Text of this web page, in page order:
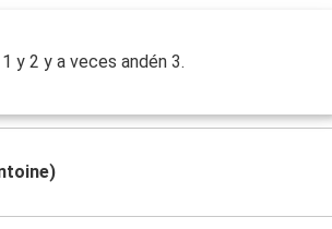
y 2 y a veces andén 3.